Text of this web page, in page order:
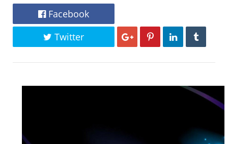
Facebook
Twitter